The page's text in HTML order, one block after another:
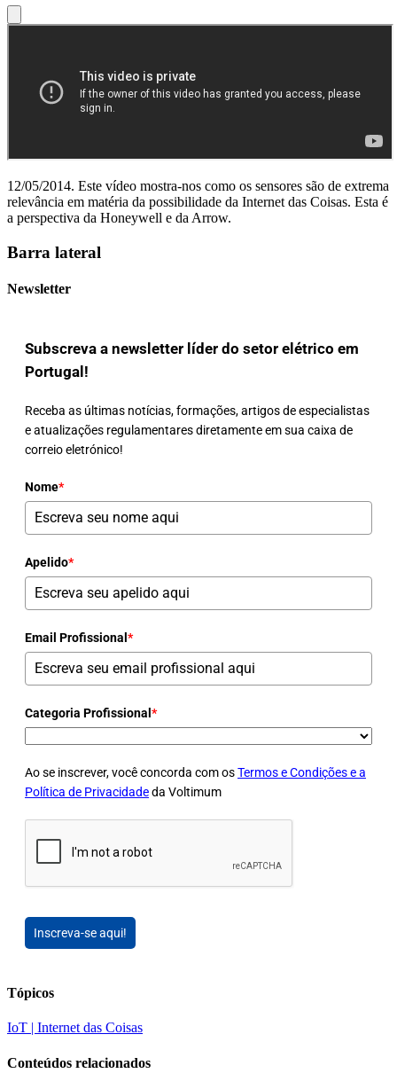
12/05/2014. Este vídeo mostra-nos como os sensores são de extrema
relevância em matéria da possibilidade da Internet das Coisas. Esta é
a perspectiva da Honeywell e da Arrow.
Barra lateral
Newsletter
Subscreva a newsletter líder do setor elétrico em
Portugal!
Receba as últimas notícias, formações, artigos de especialistas
e atualizações regulamentares diretamente em sua caixa de
correio eletrónico!
Nome*
Apelido*
Email Profissional *
Categoria Profissional *
Ao se inscrever, você concorda com osTermos e Condições e a
Política de Privacidadeda Voltimum
Inscreva-se aqui!
Tópicos
IoT | Internet das Coisas
Conteúdos relacionados